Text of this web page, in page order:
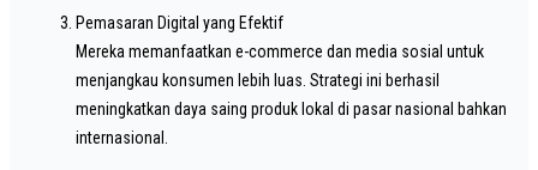
Pemasaran Digital yang Efektif
Mereka memanfaatkan e-commerce dan media sosial untuk
menjangkau konsumen lebih luas. Strategi ini berhasil
meningkatkan daya saing produk lokal di pasar nasional bahkan
internasional.